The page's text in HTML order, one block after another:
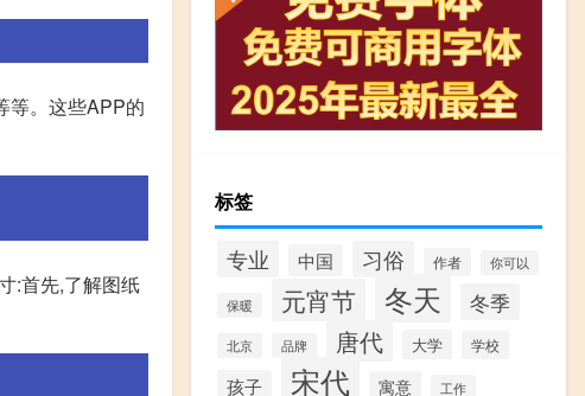
等。这些APP的
:首先,了解图纸
标签
专业 中国 习俗 作者 你可以
保暖 元宵节 冬天 冬季
北京 品牌 唐代 大学 学校
孩子 宋代 寓意 工作